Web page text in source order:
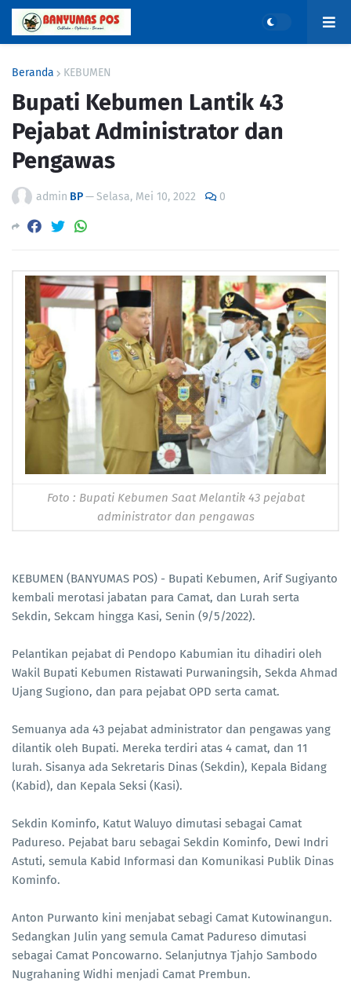
Beranda KEBUMEN
Bupati Kebumen Lantik 43
Pejabat Administrator dan
Pengawas
admin BP—Selasa, Mei 10, 2022 0
Foto : Bupati Kebumen Saat Melantik 43 pejabat
administrator dan pengawas
KEBUMEN (BANYUMAS POS) - Bupati Kebumen, Arif Sugiyanto
kembali merotasi jabatan para Camat, dan Lurah serta
Sekdin, Sekcam hingga Kasi, Senin (9/5/2022).
Pelantikan pejabat di Pendopo Kabumian itu dihadiri oleh
Wakil Bupati Kebumen Ristawati Purwaningsih, Sekda Ahmad
Ujang Sugiono, dan para pejabat OPD serta camat.
Semuanya ada 43 pejabat administrator dan pengawas yang
dilantik oleh Bupati. Mereka terdiri atas 4 camat, dan 11
lurah. Sisanya ada Sekretaris Dinas (Sekdin), Kepala Bidang
(Kabid), dan Kepala Seksi (Kasi).
Sekdin Kominfo, Katut Waluyo dimutasi sebagai Camat
Padureso. Pejabat baru sebagai Sekdin Kominfo, Dewi Indri
Astuti, semula Kabid Informasi dan Komunikasi Publik Dinas
Kominfo.
Anton Purwanto kini menjabat sebagi Camat Kutowinangun.
Sedangkan Julin yang semula Camat Padureso dimutasi
sebagai Camat Poncowarno. Selanjutnya Tjahjo Sambodo
Nugrahaning Widhi menjadi Camat Prembun.